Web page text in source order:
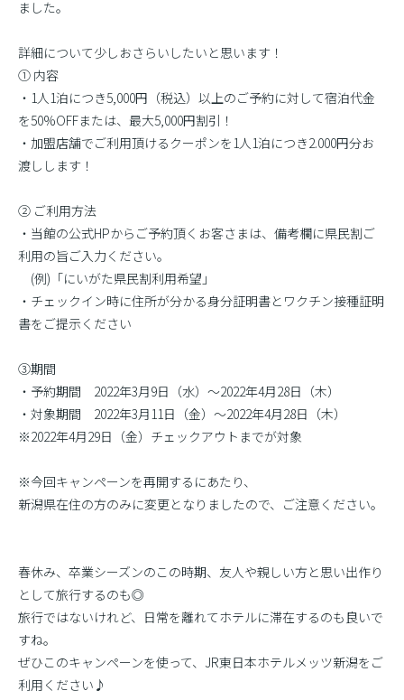
ました。
詳細について少しおさらいしたいと思います！
① 内容
・1人1泊につき5,000円（税込）以上のご予約に対して宿泊代金
を50%OFFまたは、最大5,000円割引！
・加盟店舗でご利用頂けるクーポンを1人1泊につき2.000円分お
渡しします！
② ご利用方法
・当館の公式HPからご予約頂くお客さまは、備考欄に県民割ご
利用の旨ご入力ください。
(例)「にいがた県民割利用希望」
・チェックイン時に住所が分かる身分証明書とワクチン接種証明
書をご提示ください
③期間
・予約期間 2022年3月9日（水）〜2022年4月28日（木）
・対象期間 2022年3月11日（金）〜2022年4月28日（木）
※2022年4月29日（金）チェックアウトまでが対象
※今回キャンペーンを再開するにあたり、
新潟県在住の方のみに変更となりましたので、ご注意ください。
春休み、卒業シーズンのこの時期、友人や親しい方と思い出作り
として旅行するのも◎
旅行ではないけれど、日常を離れてホテルに滞在するのも良いで
すね。
ぜひこのキャンペーンを使って、JR東日本ホテルメッツ新潟をご
利用ください♪